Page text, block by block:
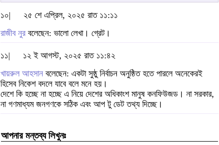
১০|
২৫ শে এপ্রিল, ২০২৫ রাত ১১:১১
রাজীব নুর বলেছেন: ভালো লেখা। গ্রেট।
১১|
১২ ই আগস্ট, ২০২৫ রাত ১১:৪২
খায়রুল আহসান বলেছেন: একটা সুষ্ঠু নির্বাচন অনুষ্ঠিত হতে পারলে অনেকেরই
হিসেব নিকেশ বদলে যাবে বলে মনে হয়।
দেশে কি হচ্ছে না হচ্ছে এ নিয়ে দেশের অধিকাংশ মানুষ কনফিউজড। না সরকার,
না গণমাধ্যম জনগণকে সঠিক এবং আপ টু ডেট তথ্য দিচ্ছে।
আপনার মন্তব্য লিখুনঃ